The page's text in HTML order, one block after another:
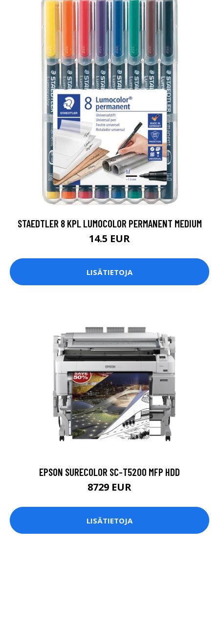
STAEDTLER 8 KPL LUMOCOLOR PERMANENT MEDIUM
14.5 EUR
LISÄTIETOJA
EPSON SURECOLOR SC-T5200 MFP HDD
8729 EUR
LISÄTIETOJA